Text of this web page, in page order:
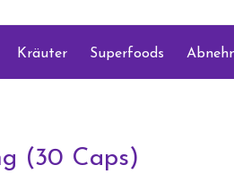
Kräuter Superfoods
(30 Caps)